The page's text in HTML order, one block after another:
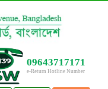
09643717171
e-Return Hotline Number